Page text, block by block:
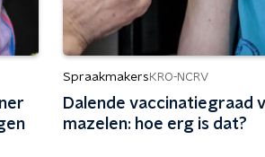
Spraakmakers KRO-NCRV
Dalende vaccinatiegraad
mazelen: hoe erg is dat?